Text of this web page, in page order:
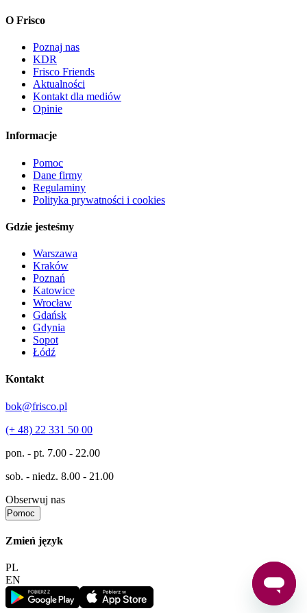
O Frisco
Poznaj nas
KDR
Frisco Friends
Aktualności
Kontakt dla mediów
Opinie
Informacje
Pomoc
Dane firmy
Regulaminy
Polityka prywatności i cookies
Gdzie jesteśmy
Warszawa
Kraków
Poznań
Katowice
Wrocław
Gdańsk
Gdynia
Sopot
Łódź
Kontakt
bok@frisco.pl
(+ 48) 22 331 50 00
pon. - pt. 7.00 - 22.00
sob. - niedz. 8.00 - 21.00
Obserwuj nas
Pomoc
Zmień język
PL
EN